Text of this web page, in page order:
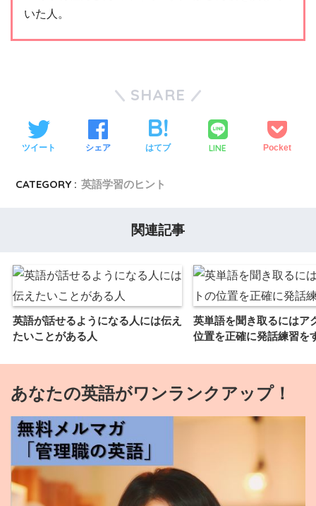
いた人。
SHARE
ツイート シェア はてブ LINE Pocket
CATEGORY : 英語学習のヒント
関連記事
英語が話せるようになる人には伝え
たいことがある人
英単語を聞き取るにはア
位置を正確に発話練習を
あなたの英語がワンランクアップ！